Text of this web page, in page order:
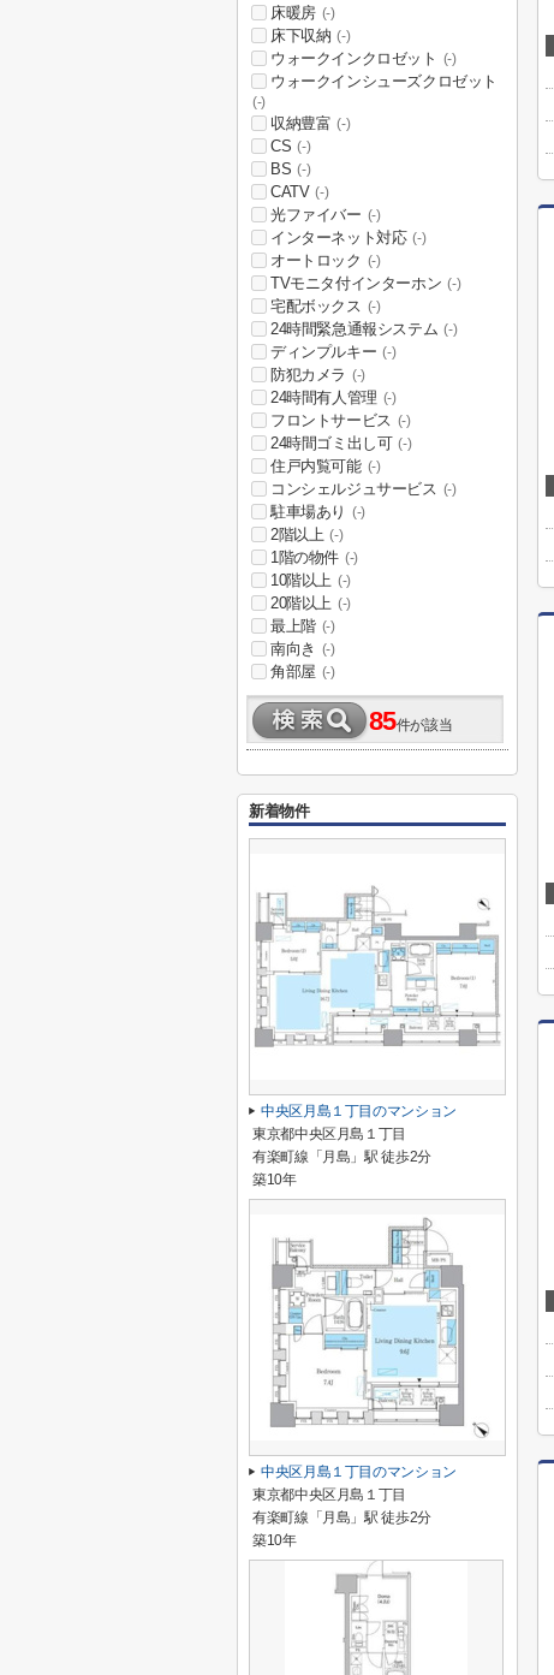
床暖房 (-)
床下収納 (-)
ウォークインクロゼット (-)
ウォークインシューズクロゼット
(-)
収納豊富 (-)
CS (-)
BS (-)
CATV (-)
光ファイバー (-)
インターネット対応 (-)
オートロック (-)
TVモニタ付インターホン (-)
宅配ボックス (-)
24時間緊急通報システム (-)
ディンプルキー (-)
防犯カメラ (-)
24時間有人管理 (-)
フロントサービス (-)
24時間ゴミ出し可 (-)
住戸内覧可能 (-)
コンシェルジュサービス (-)
駐車場あり (-)
2階以上 (-)
1階の物件 (-)
10階以上 (-)
20階以上 (-)
最上階 (-)
南向き (-)
角部屋 (-)
85件が該当
新着物件
中央区月島１丁目のマンション
東京都中央区月島１丁目
有楽町線「月島」駅 徒歩2分
築10年
中央区月島１丁目のマンション
東京都中央区月島１丁目
有楽町線「月島」駅 徒歩2分
築10年